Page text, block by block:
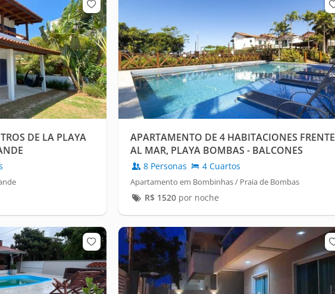
DE LA PLAYA
APARTAMENTO DE 4 HABITACIONES FRENTE
AL MAR, PLAYA BOMBAS - BALCONES
8 Personas 4 Cuartos
Apartamento em Bombinhas / Praia de Bombas
R$ 1520por noche